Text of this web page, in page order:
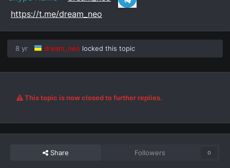
https://t.me/dream_neo
8 yr dream_neo locked this topic
This topic is now closed to further replies.
Share Followers 0